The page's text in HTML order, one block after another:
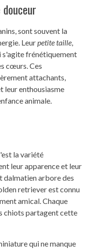
sont souvent la
Leurpetite taille,
s'agite frénétiquement
cœurs. Ces
attachants,
leur enthousiasme
animale.
la variété
leur apparence et leur
dalmatien arbore des
retriever est connu
amical. Chaque
chiots partagent cette
qui ne manque